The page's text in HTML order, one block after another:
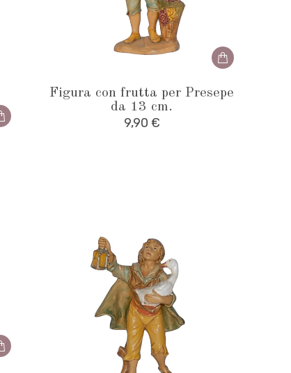
Figura con frutta per Presepe
da 13 cm.
9,90 €